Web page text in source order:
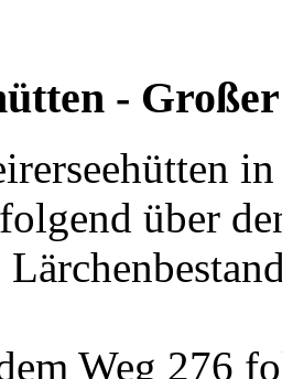
-
über
Weg 276